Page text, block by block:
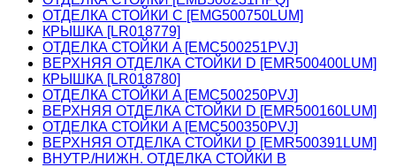
ОТДЕЛКА СТОЙКИ C [EMG500750LUM]
КРЫШКА [LR018779]
ОТДЕЛКА СТОЙКИ A [EMC500251PVJ]
ВЕРХНЯЯ ОТДЕЛКА СТОЙКИ D [EMR500400LUM]
КРЫШКА [LR018780]
ОТДЕЛКА СТОЙКИ A [EMC500250PVJ]
ВЕРХНЯЯ ОТДЕЛКА СТОЙКИ D [EMR500160LUM]
ОТДЕЛКА СТОЙКИ A [EMC500350PVJ]
ВЕРХНЯЯ ОТДЕЛКА СТОЙКИ D [EMR500391LUM]
ВНУТР./НИЖН. ОТДЕЛКА СТОЙКИ B